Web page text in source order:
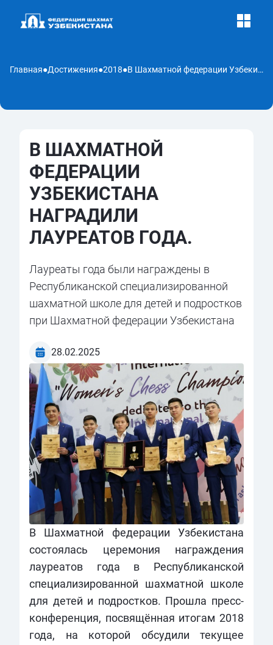
Главная●Достижения●2018● В Шахматной федерации Узбекистана наградили лауреатов года.
В ШАХМАТНОЙ
ФЕДЕРАЦИИ
УЗБЕКИСТАНА
НАГРАДИЛИ
ЛАУРЕАТОВ ГОДА.
Лауреаты года были награждены в
Республиканской специализированной
шахматной школе для детей и подростков
при Шахматной федерации Узбекистана
28.02.2025
В Шахматной федерации Узбекистана
состоялась церемония награждения
лауреатов года в Республиканской
специализированной шахматной школе
для детей и подростков. Прошла пресс-
конференция, посвящённая итогам 2018
года, на которой обсудили текущее